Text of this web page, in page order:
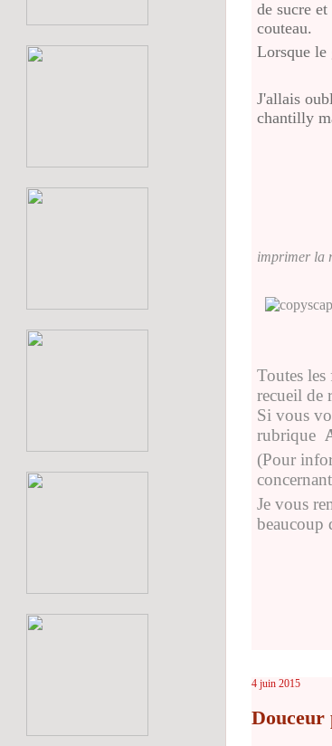
de sucre
couteau.
Lorsque le
J'allais
chantilly
imprimer la
Toutes
recueil de
Si vous
rubrique
(Pour
Je vous
beaucoup
4 juin 2015
Douceur